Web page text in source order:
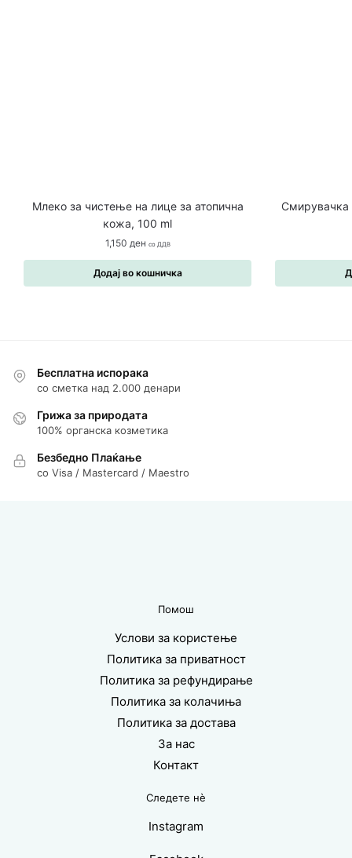
Млеко за чистење на лице за атопична
кожа, 100 ml
1,150 ден со ДДВ
Додај во кошничка
Смирувачка
Бесплатна испорака
со сметка над 2.000 денари
Грижа за природата
100% органска козметика
Безбедно Плаќање
со Visa / Mastercard / Maestro
Помош
Услови за користење
Политика за приватност
Политика за рефундирање
Политика за колачиња
Политика за достава
За нас
Контакт
Следете нè
Instagram